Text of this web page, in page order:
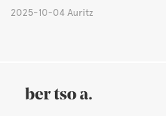
2025-10-04 Auritz